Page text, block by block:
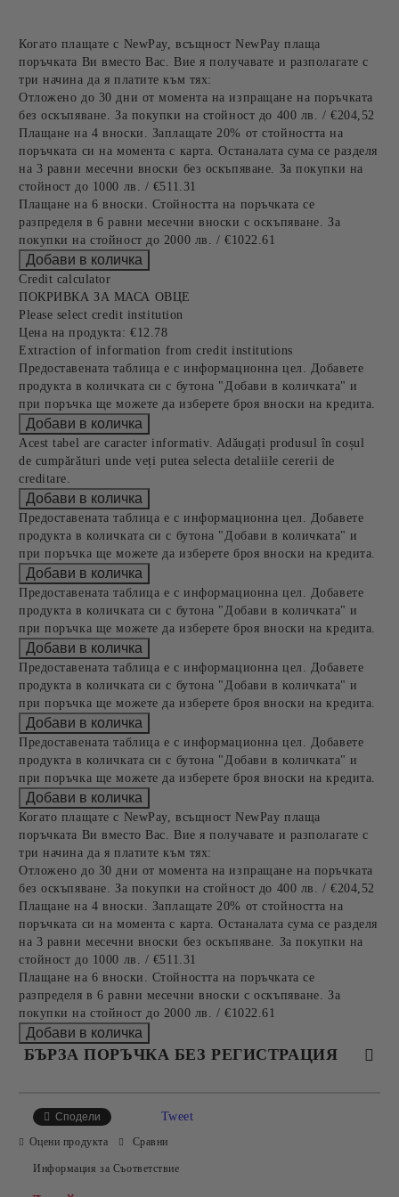
Когато плащате с NewPay, всъщност NewPay плаща
поръчката Ви вместо Вас. Вие я получавате и разполагате с
три начина да я платите към тях:
Отложено до 30 дни от момента на изпращане на поръчката
без оскъпяване. За покупки на стойност до 400 лв. / €204,52
Плащане на 4 вноски. Заплащате 20% от стойността на
поръчката си на момента с карта. Останалата сума се разделя
на 3 равни месечни вноски без оскъпяване. За покупки на
стойност до 1000 лв. / €511.31
Плащане на 6 вноски. Стойността на поръчката се
разпределя в 6 равни месечни вноски с оскъпяване. За
покупки на стойност до 2000 лв. / €1022.61
Credit calculator
ПОКРИВКА ЗА МАСА ОВЦЕ
Please select credit institution
Цена на продукта: €12.78
Extraction of information from credit institutions
Предоставената таблица е с информационна цел. Добавете
продукта в количката си с бутона "Добави в количката" и
при поръчка ще можете да изберете броя вноски на кредита.
Acest tabel are caracter informativ. Adăugați produsul în coșul
de cumpărături unde veți putea selecta detaliile cererii de
creditare.
Предоставената таблица е с информационна цел. Добавете
продукта в количката си с бутона "Добави в количката" и
при поръчка ще можете да изберете броя вноски на кредита.
Предоставената таблица е с информационна цел. Добавете
продукта в количката си с бутона "Добави в количката" и
при поръчка ще можете да изберете броя вноски на кредита.
Предоставената таблица е с информационна цел. Добавете
продукта в количката си с бутона "Добави в количката" и
при поръчка ще можете да изберете броя вноски на кредита.
Предоставената таблица е с информационна цел. Добавете
продукта в количката си с бутона "Добави в количката" и
при поръчка ще можете да изберете броя вноски на кредита.
Когато плащате с NewPay, всъщност NewPay плаща
поръчката Ви вместо Вас. Вие я получавате и разполагате с
три начина да я платите към тях:
Отложено до 30 дни от момента на изпращане на поръчката
без оскъпяване. За покупки на стойност до 400 лв. / €204,52
Плащане на 4 вноски. Заплащате 20% от стойността на
поръчката си на момента с карта. Останалата сума се разделя
на 3 равни месечни вноски без оскъпяване. За покупки на
стойност до 1000 лв. / €511.31
Плащане на 6 вноски. Стойността на поръчката се
разпределя в 6 равни месечни вноски с оскъпяване. За
покупки на стойност до 2000 лв. / €1022.61
БЪРЗА ПОРЪЧКА БЕЗ РЕГИСТРАЦИЯ
Сподели
Tweet
Оцени продукта Сравни
Информация за Съответствие